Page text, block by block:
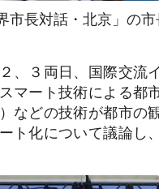
市長対話・北京」の
、３両日、国際交流
マート技術による都
などの技術が都市の
ト化について議論し